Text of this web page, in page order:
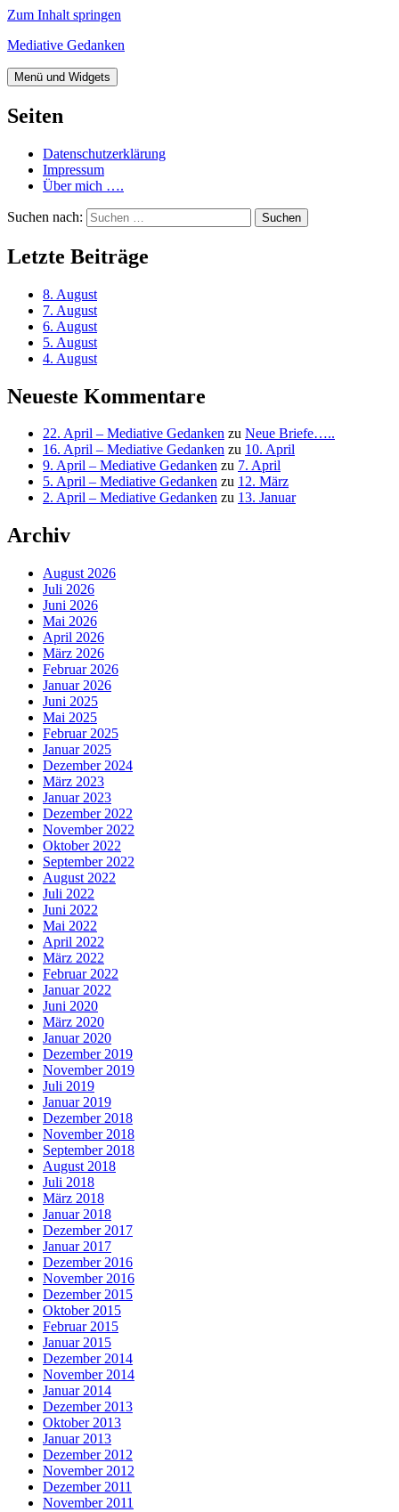
Zum Inhalt springen
Mediative Gedanken
Menü und Widgets
Seiten
Datenschutzerklärung
Impressum
Über mich ….
Suchen nach:
Letzte Beiträge
8. August
7. August
6. August
5. August
4. August
Neueste Kommentare
22. April – Mediative Gedanken zu Neue Briefe…..
16. April – Mediative Gedanken zu 10. April
9. April – Mediative Gedanken zu 7. April
5. April – Mediative Gedanken zu 12. März
2. April – Mediative Gedanken zu 13. Januar
Archiv
August 2026
Juli 2026
Juni 2026
Mai 2026
April 2026
März 2026
Februar 2026
Januar 2026
Juni 2025
Mai 2025
Februar 2025
Januar 2025
Dezember 2024
März 2023
Januar 2023
Dezember 2022
November 2022
Oktober 2022
September 2022
August 2022
Juli 2022
Juni 2022
Mai 2022
April 2022
März 2022
Februar 2022
Januar 2022
Juni 2020
März 2020
Januar 2020
Dezember 2019
November 2019
Juli 2019
Januar 2019
Dezember 2018
November 2018
September 2018
August 2018
Juli 2018
März 2018
Januar 2018
Dezember 2017
Januar 2017
Dezember 2016
November 2016
Dezember 2015
Oktober 2015
Februar 2015
Januar 2015
Dezember 2014
November 2014
Januar 2014
Dezember 2013
Oktober 2013
Januar 2013
Dezember 2012
November 2012
Dezember 2011
November 2011